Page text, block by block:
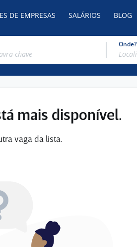
DE EMPRESAS SALÁRIOS BLOG
Onde?
mais disponível.
vaga da lista.